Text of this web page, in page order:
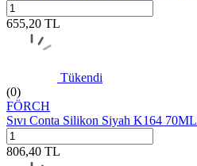
655,20 TL
Tükendi
(0)
FÖRCH
Sıvı Conta Silikon Siyah K164 70ML
806,40 TL